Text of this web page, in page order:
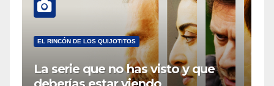
EL RINCÓN DE LOS QUIJOTITOS
La serie que no has visto y que